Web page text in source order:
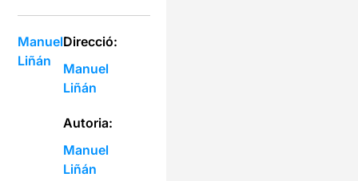
Manuel
Liñán
Direcció:
Manuel
Liñán
Autoria:
Manuel
Liñán